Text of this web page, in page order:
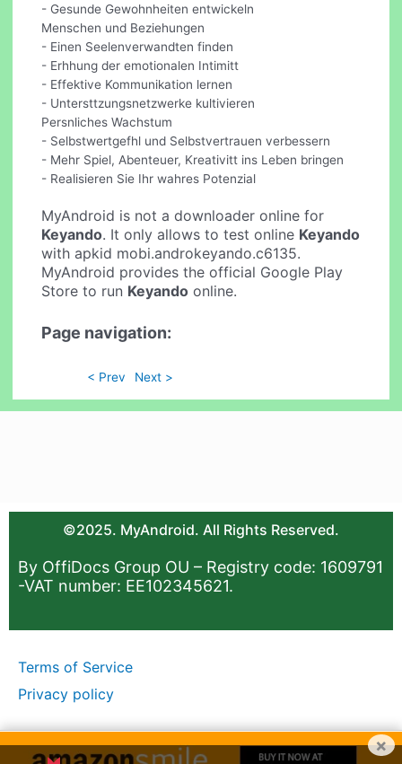
- Gesunde Gewohnheiten entwickeln
Menschen und Beziehungen
- Einen Seelenverwandten finden
- Erhhung der emotionalen Intimitt
- Effektive Kommunikation lernen
- Untersttzungsnetzwerke kultivieren
Persnliches Wachstum
- Selbstwertgefhl und Selbstvertrauen verbessern
- Mehr Spiel, Abenteuer, Kreativitt ins Leben bringen
- Realisieren Sie Ihr wahres Potenzial
MyAndroid is not a downloader online for
Keyando. It only allows to test online Keyando
with apkid mobi.androkeyando.c6135.
MyAndroid provides the official Google Play
Store to run Keyando online.
Page navigation:
< Prev Next >
©2025. MyAndroid. All Rights Reserved.
By OffiDocs Group OU – Registry code: 1609791
-VAT number: EE102345621.
Terms of Service
Privacy policy
×